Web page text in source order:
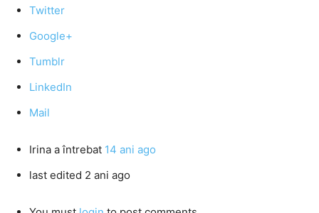
Twitter
Google+
Tumblr
LinkedIn
Mail
Irina a întrebat 14 ani ago
last edited 2 ani ago